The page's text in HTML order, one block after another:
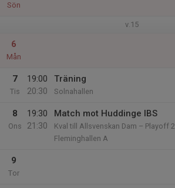
Sön
v.15
6
Mån
7
Tis
19:00
20:30
Träning
Solnahallen
8
Ons
19:30
21:30
Match mot Huddinge IBS
Kval till Allsvenskan Dam – Playoff 2
Fleminghallen A
9
Tor